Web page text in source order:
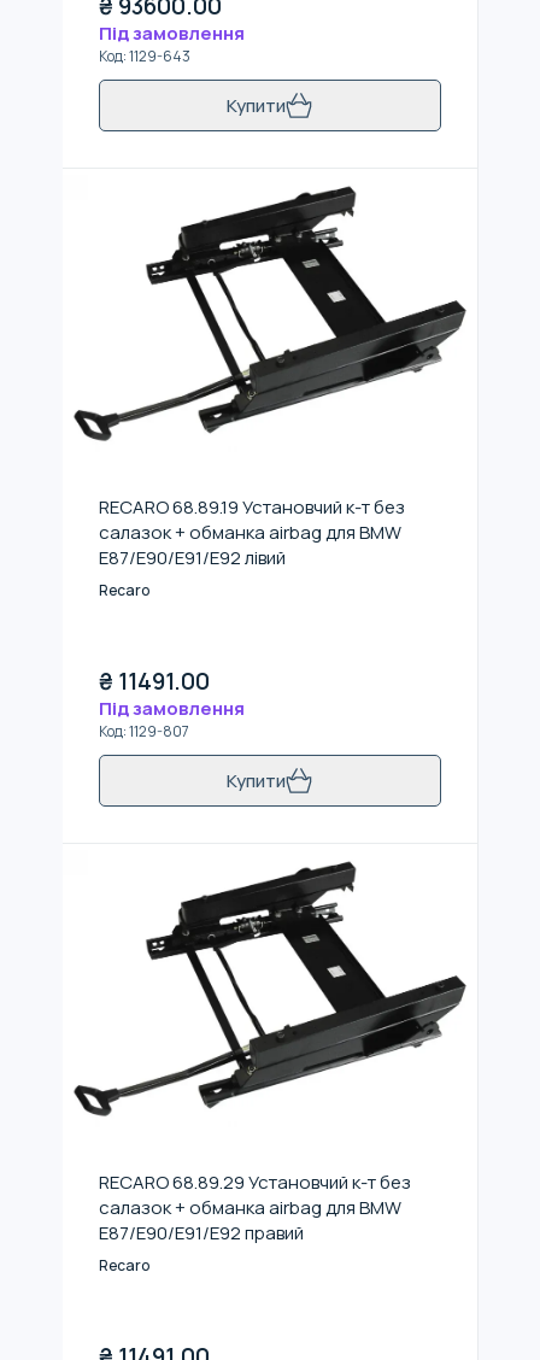
Під замовлення
Код:1129-643
Купити
RECARO 68.89.19 Установчий к-т без
салазок + обманка airbag для BMW
E87/E90/E91/E92 лівий
Recaro
₴ 11491.00
Під замовлення
Код:1129-807
Купити
RECARO 68.89.29 Установчий к-т без
салазок + обманка airbag для BMW
E87/E90/E91/E92 правий
Recaro